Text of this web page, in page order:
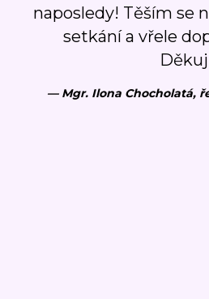
naposledy! Těším se
setkání a vřele
— Mgr. Ilona Chocholatá,